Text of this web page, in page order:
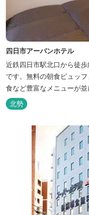
四日市アーバンホテル
近鉄四日市駅北口から徒
です。無料の朝食ビュッ
食など豊富なメニューが並
北勢